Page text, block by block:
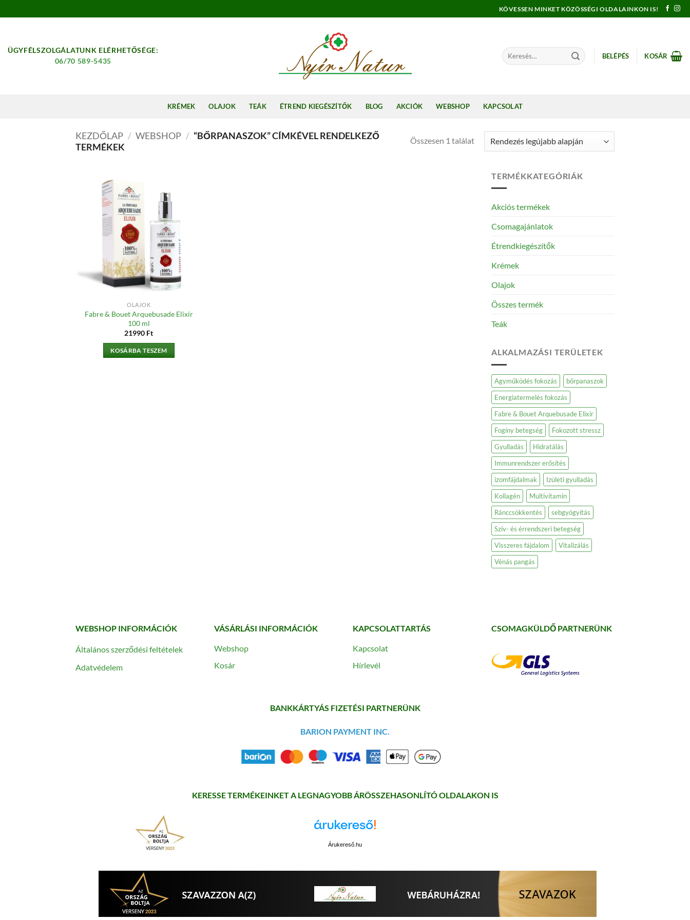
to
KÖVESSEN MINKET KÖZÖSSÉGI OLDALAINKON IS!
ÜGYFÉLSZOLGÁLATUNK ELÉRHETŐSÉGE:
06/70 589-5435
Keresés
a
BELÉPÉS KOSÁR
KRÉMEK OLAJOK TEÁK ÉTREND KIEGÉSZÍTŐK BLOG AKCIÓK WEBSHOP KAPCSOLAT
KEZDŐLAP / WEBSHOP / “BŐRPANASZOK” CÍMKÉVEL RENDELKEZŐ
TERMÉKEK
Összesen 1 találat
OLAJOK
Fabre & Bouet Arquebusade Elixír
100 ml
21990 Ft
KOSÁRBA TESZEM
TERMÉKKATEGÓRIÁK
Akciós termékek
Csomagajánlatok
Étrendkiegészítők
Krémek
Olajok
Összes termék
Teák
ALKALMAZÁSI TERÜLETEK
Agyműködés fokozás
bőrpanaszok
Energiatermelés fokozás
Fabre & Bouet Arquebusade Elixir
Fogíny betegség
Fokozott stressz
Gyulladás
Hidratálás
Immunrendszer erősítés
izomfájdalmak
Izületi gyulladás
Kollagén
Multivitamin
Ránccsökkentés
sebgyógyítás
Szív- és érrendszeri betegség
Visszeres fájdalom
Vitalizálás
Vénás pangás
WEBSHOP INFORMÁCIÓK
Általános szerződési feltételek
Adatvédelem
VÁSÁRLÁSI INFORMÁCIÓK
Webshop
Kosár
KAPCSOLATTARTÁS
Kapcsolat
Hírlevél
CSOMAGKÜLDŐ PARTNERÜNK
BANKKÁRTYÁS FIZETÉSI PARTNERÜNK
BARION PAYMENT INC.
KERESSE TERMÉKEINKET A LEGNAGYOBB ÁRÖSSZEHASONLÍTÓ OLDALAKON IS
Árukereső.hu